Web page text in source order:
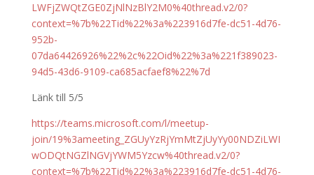
LWFjZWQtZGE0ZjNlNzBlY2M0%40thread.v2/0?
context=%7b%22Tid%22%3a%223916d7fe-dc51-4d76-
952b-
07da64426926%22%2c%22Oid%22%3a%221f389023-
94d5-43d6-9109-ca685acfaef8%22%7d
Länk till 5/5
https://teams.microsoft.com/l/meetup-
join/19%3ameeting_ZGUyYzRjYmMtZjUyYy00NDZiLWI
wODQtNGZlNGVjYWM5Yzcw%40thread.v2/0?
context=%7b%22Tid%22%3a%223916d7fe-dc51-4d76-